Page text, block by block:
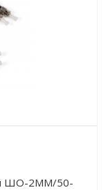
ШО-2MM/50-